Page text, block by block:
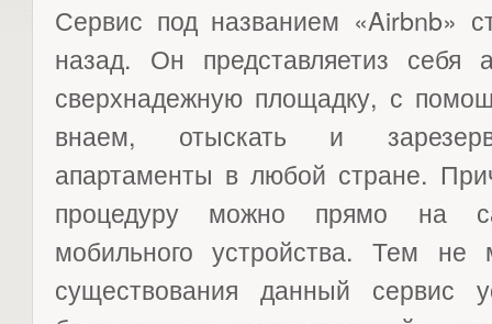
Сервис под названием «Airbnb»
назад. Он представляетиз себя
сверхнадежную площадку, с
внаем, отыскать и
апартаменты в любой стране.
процедуру можно прямо на
мобильного устройства. Тем
существования данный сервис